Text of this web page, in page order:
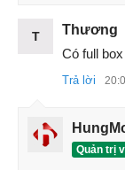
T
Thương
Có full
Trả lời
Quản trị